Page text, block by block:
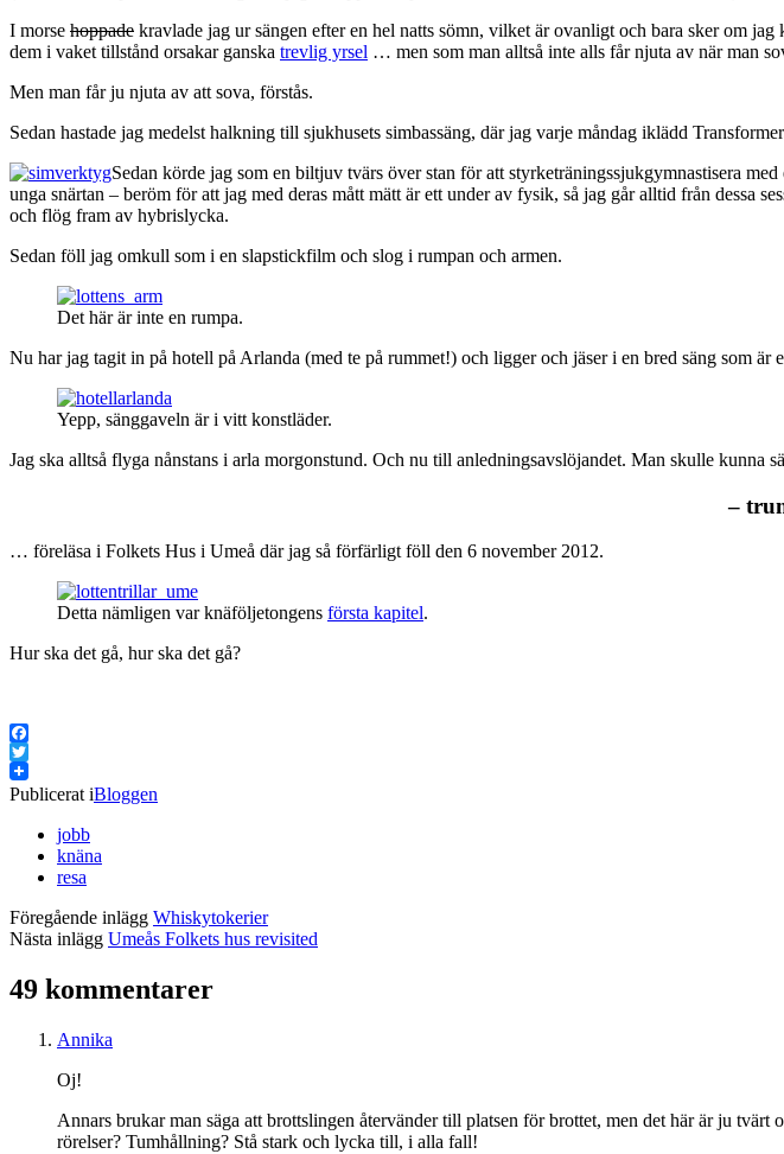
I morse hoppade kravlade jag ur sängen efter en hel natts sömn, vilket är ovanligt och bara sker om
dem i vaket tillstånd orsakar ganska trevlig yrsel … men som man alltså inte alls får njuta av när man
Men man får ju njuta av att sova, förstås.
Sedan hastade jag medelst halkning till sjukhusets simbassäng, där jag varje måndag iklädd
Sedan körde jag som en biltjuv tvärs över stan för att styrketräningssjukgymnastisera
unga snärtan – beröm för att jag med deras mått mätt är ett under av fysik, så jag går alltid från dessa
och flög fram av hybrislycka.
Sedan föll jag omkull som i en slapstickfilm och slog i rumpan och armen.
Det här är inte en rumpa.
Nu har jag tagit in på hotell på Arlanda (med te på rummet!) och ligger och jäser i en bred säng som är
Yepp, sänggaveln är i vitt konstläder.
Jag ska alltså flyga nånstans i arla morgonstund. Och nu till anledningsavslöjandet. Man skulle
–
… föreläsa i Folkets Hus i Umeå där jag så förfärligt föll den 6 november 2012.
Detta nämligen var knäföljetongens första kapitel.
Hur ska det gå, hur ska det gå?
Facebook
Twitter
Publicerat iBloggen
jobb
knäna
resa
Föregående inlägg Whiskytokerier
Nästa inlägg Umeås Folkets hus revisited
49 kommentarer
Annika
Oj!
Annars brukar man säga att brottslingen återvänder till platsen för brottet, men det här är ju
rörelser? Tumhållning? Stå stark och lycka till, i alla fall!